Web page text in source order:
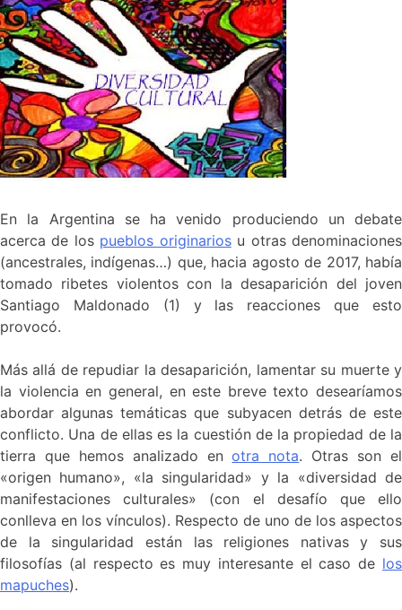
En la Argentina se ha venido produciendo un debate
acerca de los pueblos originariosu otras denominaciones
(ancestrales, indígenas…) que, hacia agosto de 2017, había
tomado ribetes violentos con la desaparición del joven
Santiago Maldonado (1) y las reacciones que esto
provocó.
Más allá de repudiar la desaparición, lamentar su muerte y
la violencia en general, en este breve texto desearíamos
abordar algunas temáticas que subyacen detrás de este
conflicto. Una de ellas es la cuestión de la propiedad de la
tierra que hemos analizado enotra nota. Otras son el
«origen humano», «la singularidad» y la «diversidad de
manifestaciones culturales» (con el desafío que ello
conlleva en los vínculos). Respecto de uno de los aspectos
de la singularidad están las religiones nativas y sus
filosofías (al respecto es muy interesante el caso de los
mapuches).